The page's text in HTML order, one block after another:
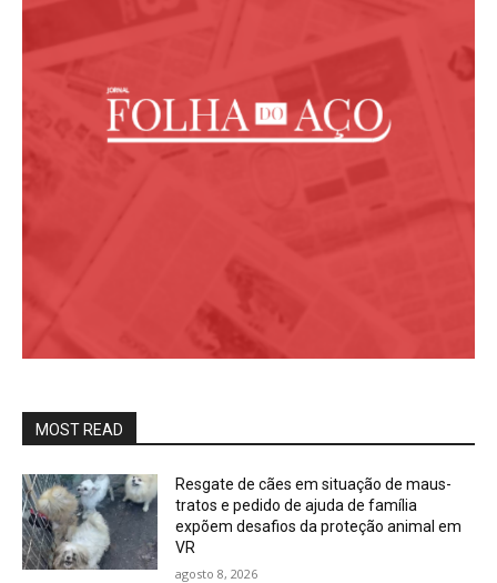
MOST READ
Resgate de cães em situação de maus-
tratos e pedido de ajuda de família
expõem desafios da proteção animal em
VR
agosto 8, 2026